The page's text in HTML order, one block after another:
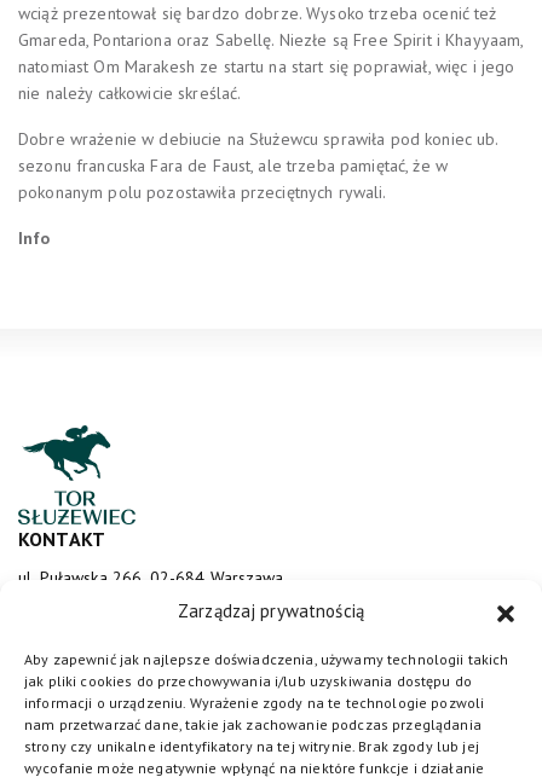
Zarządzaj prywatnością
Aby zapewnić jak najlepsze doświadczenia, używamy technologii takich
jak pliki cookies do przechowywania i/lub uzyskiwania dostępu do
informacji o urządzeniu. Wyrażenie zgody na te technologie pozwoli
nam przetwarzać dane, takie jak zachowanie podczas przeglądania
strony czy unikalne identyfikatory na tej witrynie. Brak zgody lub jej
wycofanie może negatywnie wpłynąć na niektóre funkcje i działanie
wciąż prezentował się bardzo dobrze. Wysoko trzeba ocenić też
Gmareda, Pontariona oraz Sabellę. Niezłe są Free Spirit i Khayyaam,
natomiast Om Marakesh ze startu na start się poprawiał, więc i jego
nie należy całkowicie skreślać.
Dobre wrażenie w debiucie na Służewcu sprawiła pod koniec ub.
sezonu francuska Fara de Faust, ale trzeba pamiętać, że w
pokonanym polu pozostawiła przeciętnych rywali.
Info
KONTAKT
ul. Puławska 266, 02-684 Warszawa
sluzewiec@totalizator.pl
KONTAKT DLA MEDIÓW
media@torsluzewiec.pl
DOŁĄCZ DO NAS